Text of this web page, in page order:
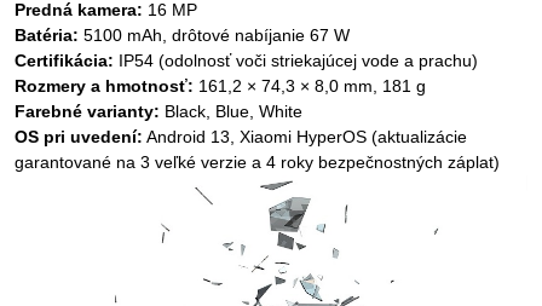
Predná kamera: 16 MP
Batéria: 5100 mAh, drôtové nabíjanie 67 W
Certifikácia: IP54 (odolnosť voči striekajúcej vode a prachu)
Rozmery a hmotnosť: 161,2 × 74,3 × 8,0 mm, 181 g
Farebné varianty: Black, Blue, White
OS pri uvedení: Android 13, Xiaomi HyperOS (aktualizácie
garantované na 3 veľké verzie a 4 roky bezpečnostných záplat)